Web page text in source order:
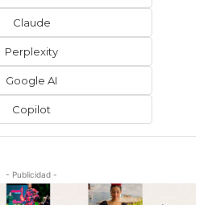
Claude
Perplexity
Google AI
Copilot
- Publicidad -